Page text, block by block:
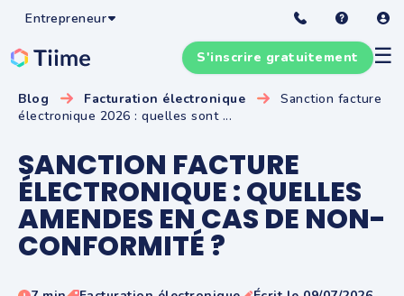
Entrepreneur
☰
S'inscrire gratuitement
Blog Facturation électronique
Sanction facture
électronique 2026 : quelles sont ...
SANCTION FACTURE
ÉLECTRONIQUE : QUELLES
AMENDES EN CAS DE NON-
CONFORMITÉ ?